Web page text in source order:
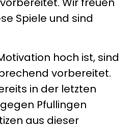
Spiele und sind
hoch ist, sind
vorbereitet.
in der letzten
Pfullingen
aus dieser